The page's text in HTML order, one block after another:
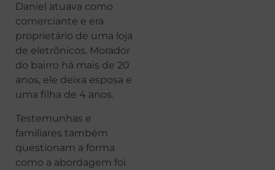
Daniel atuava como
comerciante e era
proprietário de uma loja
de eletrônicos. Morador
do bairro há mais de 20
anos, ele deixa esposa e
uma filha de 4 anos.
Testemunhas e
familiares também
questionam a forma
como a abordagem foi